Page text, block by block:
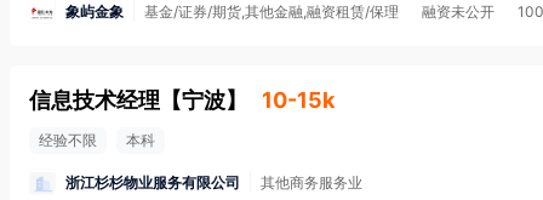
象屿金象 基金/证券/期货,其他金融,融资租赁/保理 融资未公开
信息技术经理 【宁波】 10-15k
经验不限 本科
浙江杉杉物业服务有限公司 其他商务服务业